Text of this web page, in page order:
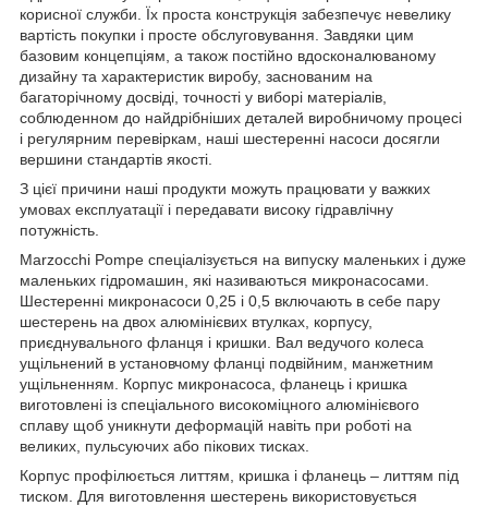
корисної служби. Їх проста конструкція забезпечує невелику
вартість покупки і просте обслуговування. Завдяки цим
базовим концепціям, а також постійно вдосконалюваному
дизайну та характеристик виробу, заснованим на
багаторічному досвіді, точності у виборі матеріалів,
соблюденном до найдрібніших деталей виробничому процесі
і регулярним перевіркам, наші шестеренні насоси досягли
вершини стандартів якості.
З цієї причини наші продукти можуть працювати у важких
умовах експлуатації і передавати високу гідравлічну
потужність.
Marzocchi Pompe спеціалізується на випуску маленьких і дуже
маленьких гідромашин, які називаються микронасосами.
Шестеренні микронасоси 0,25 і 0,5 включають в себе пару
шестерень на двох алюмінієвих втулках, корпусу,
приєднувального фланця і кришки. Вал ведучого колеса
ущільнений в установчому фланці подвійним, манжетним
ущільненням. Корпус микронасоса, фланець і кришка
виготовлені із спеціального високоміцного алюмінієвого
сплаву щоб уникнути деформацій навіть при роботі на
великих, пульсуючих або пікових тисках.
Корпус профілюється литтям, кришка і фланець – литтям під
тиском. Для виготовлення шестерень використовується